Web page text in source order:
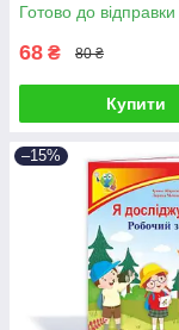
Готово до відправки
68 ₴ 80 ₴
Купити
–15%